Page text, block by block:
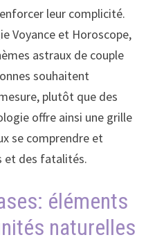
leur complicité.
Voyance et Horoscope,
astraux de couple
souhaitent
plutôt que des
offre ainsi une grille
se comprendre et
et des fatalités.
éléments
naturelles